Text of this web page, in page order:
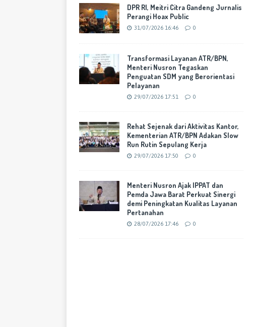
DPR RI, Meitri Citra Gandeng Jurnalis
Perangi Hoax Public
31/07/2026 16:46 0
Transformasi Layanan ATR/BPN,
Menteri Nusron Tegaskan
Penguatan SDM yang Berorientasi
Pelayanan
29/07/2026 17:51 0
Rehat Sejenak dari Aktivitas Kantor,
Kementerian ATR/BPN Adakan Slow
Run Rutin Sepulang Kerja
29/07/2026 17:50 0
Menteri Nusron Ajak IPPAT dan
Pemda Jawa Barat Perkuat Sinergi
demi Peningkatan Kualitas Layanan
Pertanahan
28/07/2026 17:46 0